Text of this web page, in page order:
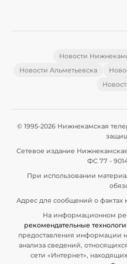
Новости
Новости Альметьевска
© 1995-2026 Нижнекамская
Сетевое издание
ФС 77 -
При использовании
Адрес для сообщений о
На информационном
рекомендательные
предоставления информации
анализа сведений,
сети «Интернет»,